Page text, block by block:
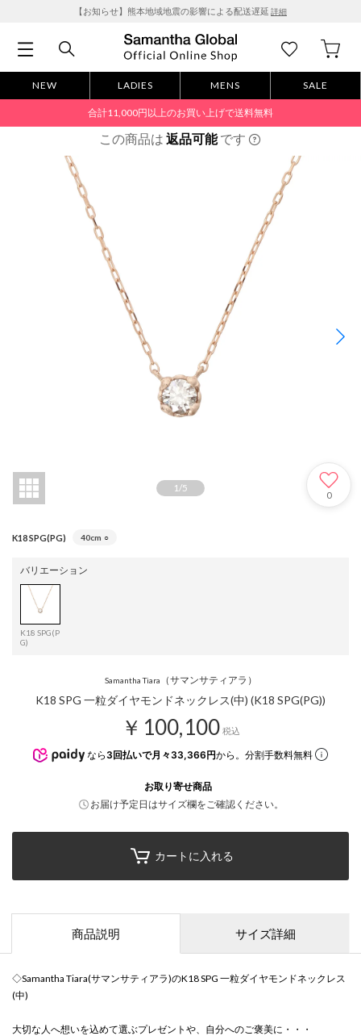
【お知らせ】熊本地域地震の影響による配送遅延 詳細
NEW LADIES MENS SALE
合計11,000円以上のお買い上げで送料無料
この商品は 返品可能です
1/5
0
K18 SPG(PG) 40cm ○
バリエーション
K18 SPG(P
G)
Samantha Tiara （サマンサティアラ）
K18 SPG 一粒ダイヤモンドネックレス(中) (K18 SPG(PG))
￥100,100 税込
なら 3回払いで月々33,366円から。分割手数料無料
お取り寄せ商品
お届け予定日はサイズ欄をご確認ください。
カートに入れる
商品説明 サイズ詳細
◇Samantha Tiara(サマンサティアラ)のK18 SPG 一粒ダイヤモンドネックレス
(中)
大切な人へ想いを込めて選ぶプレゼントや、自分へのご褒美に・・・